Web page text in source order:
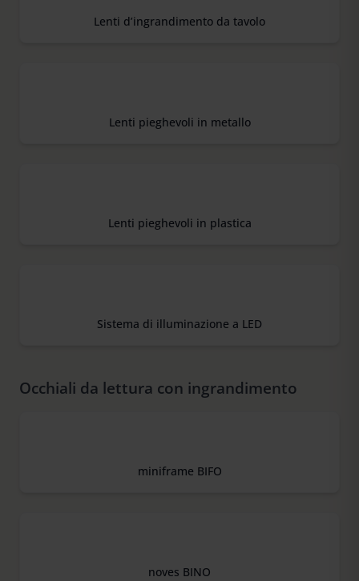
Lenti d’ingrandimento da tavolo
Lenti pieghevoli in metallo
Lenti pieghevoli in plastica
Sistema di illuminazione a LED
Occhiali da lettura con ingrandimento
miniframe BIFO
noves BINO